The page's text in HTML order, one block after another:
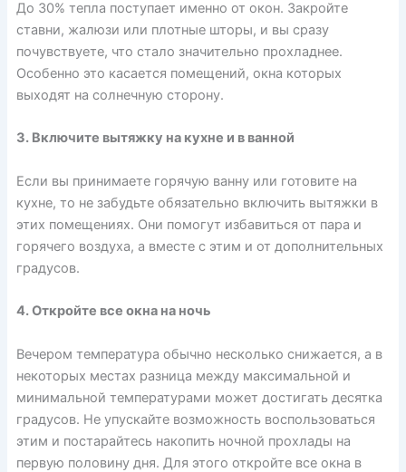
До 30% тепла поступает именно от окон. Закройте
ставни, жалюзи или плотные шторы, и вы сразу
почувствуете, что стало значительно прохладнее.
Особенно это касается помещений, окна которых
выходят на солнечную сторону.
3. Включите вытяжку на кухне и в ванной
Если вы принимаете горячую ванну или готовите на
кухне, то не забудьте обязательно включить вытяжки в
этих помещениях. Они помогут избавиться от пара и
горячего воздуха, а вместе с этим и от дополнительных
градусов.
4. Откройте все окна на ночь
Вечером температура обычно несколько снижается, а в
некоторых местах разница между максимальной и
минимальной температурами может достигать десятка
градусов. Не упускайте возможность воспользоваться
этим и постарайтесь накопить ночной прохлады на
первую половину дня. Для этого откройте все окна в